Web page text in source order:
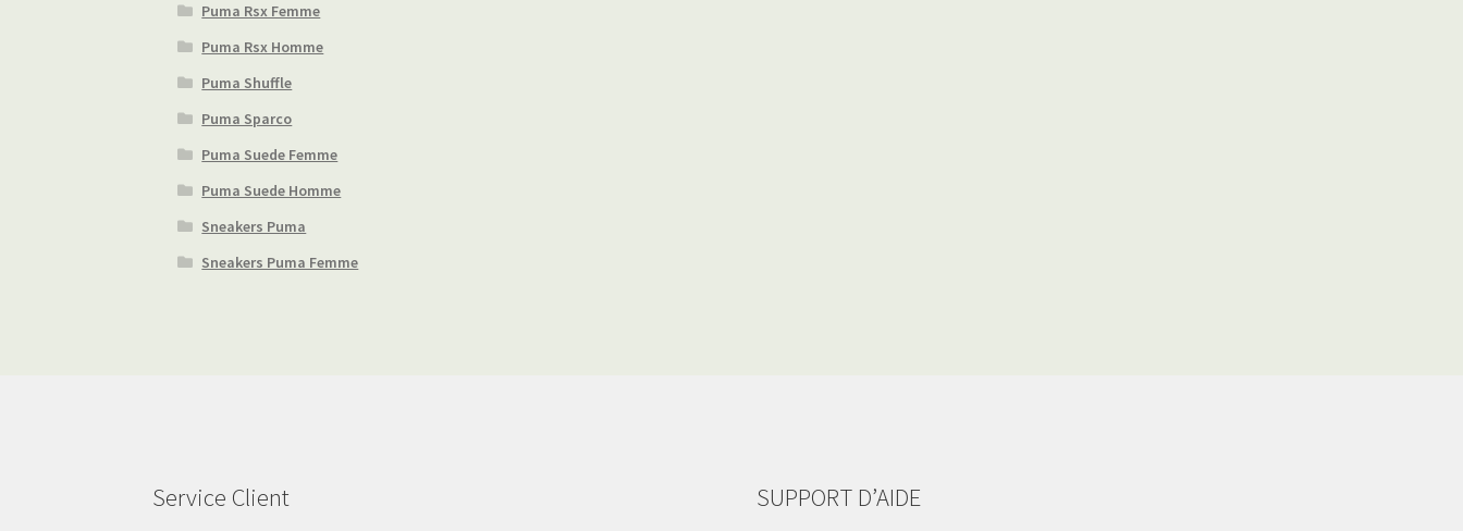
Puma Rsx Femme
Puma Rsx Homme
Puma Shuffle
Puma Sparco
Puma Suede Femme
Puma Suede Homme
Sneakers Puma
Sneakers Puma Femme
Service Client SUPPORT D’AIDE